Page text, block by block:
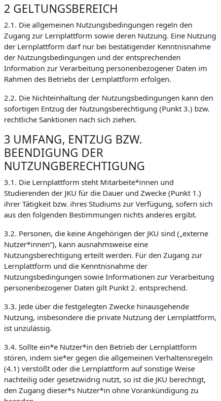
2 GELTUNGSBEREICH
2.1. Die allgemeinen Nutzungsbedingungen regeln den
Zugang zur Lernplattform sowie deren Nutzung. Eine Nutzung
der Lernplattform darf nur bei bestätigender Kenntnisnahme
der Nutzungsbedingungen und der entsprechenden
Information zur Verarbeitung personenbezogener Daten im
Rahmen des Betriebs der Lernplattform erfolgen.
2.2. Die Nichteinhaltung der Nutzungsbedingungen kann den
sofortigen Entzug der Nutzungsberechtigung (Punkt 3.) bzw.
rechtliche Sanktionen nach sich ziehen.
3 UMFANG, ENTZUG BZW.
BEENDIGUNG DER
NUTZUNGBERECHTIGUNG
3.1. Die Lernplattform steht Mitarbeite*innen und
Studierenden der JKU für die Dauer und Zwecke (Punkt 1.)
ihrer Tätigkeit bzw. ihres Studiums zur Verfügung, sofern sich
aus den folgenden Bestimmungen nichts anderes ergibt.
3.2. Personen, die keine Angehörigen der JKU sind („externe
Nutzer*innen“), kann ausnahmsweise eine
Nutzungsberechtigung erteilt werden. Für den Zugang zur
Lernplattform und die Kenntnisnahme der
Nutzungsbedingungen sowie Informationen zur Verarbeitung
personenbezogener Daten gilt Punkt 2. entsprechend.
3.3. Jede über die festgelegten Zwecke hinausgehende
Nutzung, insbesondere die private Nutzung der Lernplattform,
ist unzulässig.
3.4. Sollte ein*e Nutzer*in den Betrieb der Lernplattform
stören, indem sie*er gegen die allgemeinen Verhaltensregeln
(4.1) verstößt oder die Lernplattform auf sonstige Weise
nachteilig oder gesetzwidrig nutzt, so ist die JKU berechtigt,
den Zugang dieser*s Nutzer*in ohne Vorankündigung zu